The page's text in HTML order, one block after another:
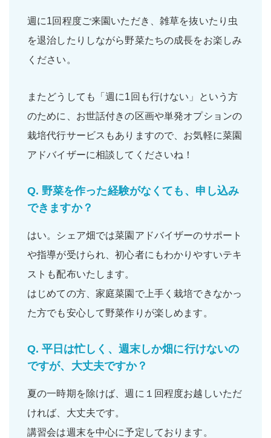
週に1回程度ご来園いただき、雑草を抜いたり虫
を退治したりしながら野菜たちの成長をお楽しみ
ください。
またどうしても「週に1回も行けない」という方
のために、お世話付きの区画や単発オプションの
栽培代行サービスもありますので、お気軽に菜園
アドバイザーに相談してくださいね！
Q. 野菜を作った経験がなくても、申し込み
できますか？
はい。シェア畑では菜園アドバイザーのサポート
や指導が受けられ、初心者にもわかりやすいテキ
ストも配布いたします。
はじめての方、家庭菜園で上手く栽培できなかっ
た方でも安心して野菜作りが楽しめます。
Q. 平日は忙しく、週末しか畑に行けないの
ですが、大丈夫ですか？
夏の一時期を除けば、週に１回程度お越しいただ
ければ、大丈夫です。
講習会は週末を中心に予定しております。